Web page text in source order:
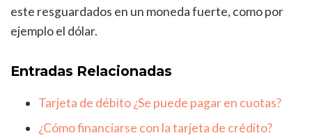
este resguardados en un moneda fuerte, como por
ejemplo el dólar.
Entradas Relacionadas
Tarjeta de débito ¿Se puede pagar en cuotas?
¿Cómo financiarse con la tarjeta de crédito?